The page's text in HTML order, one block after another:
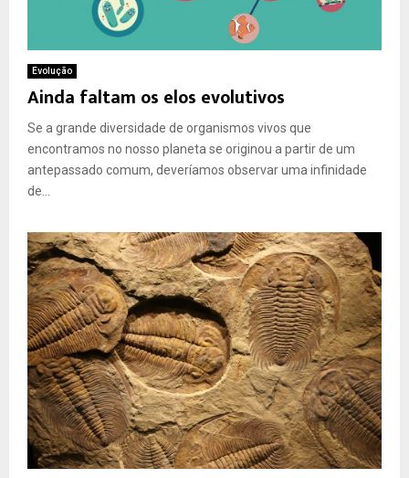
Evolução
Ainda faltam os elos evolutivos
Se a grande diversidade de organismos vivos que
encontramos no nosso planeta se originou a partir de um
antepassado comum, deveríamos observar uma infinidade
de...